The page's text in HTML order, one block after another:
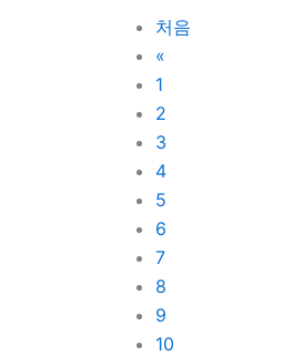
처음
«
1
2
3
4
5
6
7
8
9
10